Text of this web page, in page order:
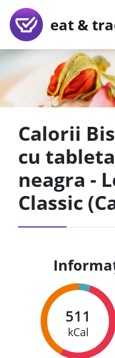
eat &
Calorii
cu
neagra -
Classic
511
kCal